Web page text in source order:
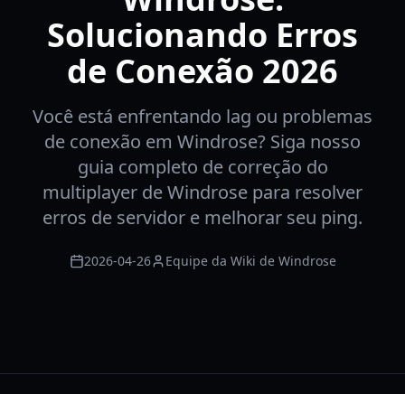
Solucionando Erros
de Conexão 2026
Você está enfrentando lag ou problemas
de conexão em Windrose? Siga nosso
guia completo de correção do
multiplayer de Windrose para resolver
erros de servidor e melhorar seu ping.
2026-04-26 Equipe da Wiki de Windrose